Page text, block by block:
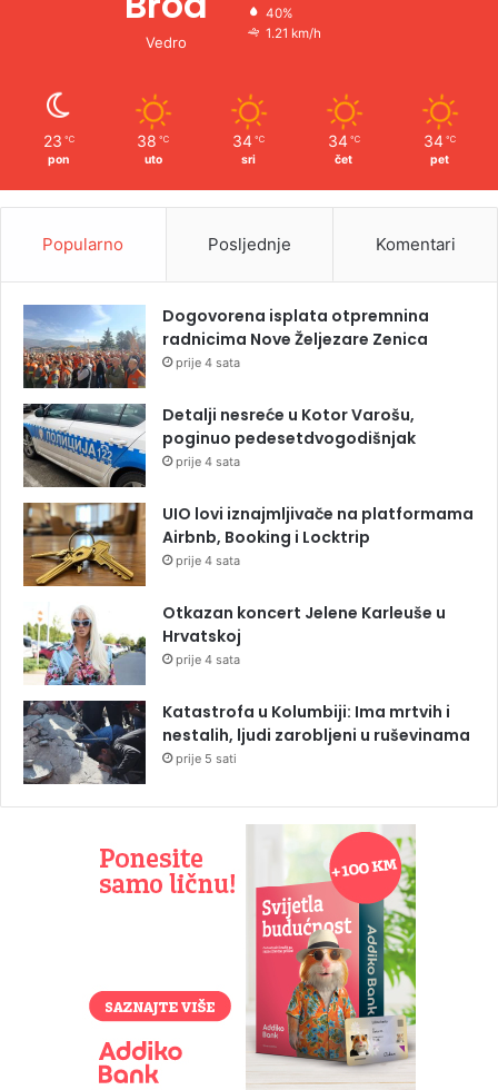
Vedro
40%
1.21 km/h
23 ℃
pon
38 ℃
uto
34 ℃
sri
34 ℃
čet
34 ℃
pet
Popularno Posljednje Komentari
Dogovorena isplata otpremnina
radnicima Nove Željezare Zenica
prije 4 sata
Detalji nesreće u Kotor Varošu,
poginuo pedesetdvogodišnjak
prije 4 sata
UIO lovi iznajmljivače na platformama
Airbnb, Booking i Locktrip
prije 4 sata
Otkazan koncert Jelene Karleuše u
Hrvatskoj
prije 4 sata
Katastrofa u Kolumbiji: Ima mrtvih i
nestalih, ljudi zarobljeni u ruševinama
prije 5 sati